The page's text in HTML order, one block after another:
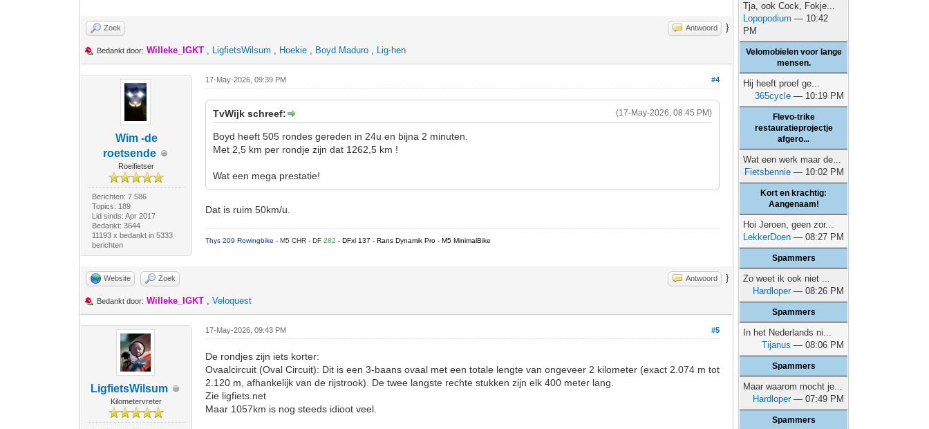
Zoek Antwoord }
Bedankt door: Willeke_IGKT , LigfietsWilsum , Hoekie , Boyd Maduro , Lig-hen
Wim -de
roetsende
Roeifietser
Berichten: 7.586
Topics: 189
Lid sinds: Apr 2017
Bedankt: 3644
11193 x bedankt in 5333
berichten
#4
17-May-2026, 09:39 PM
(17-May-2026, 08:45 PM)
TvWijk schreef:
Boyd heeft 505 rondes gereden in 24u en bijna 2 minuten.
Met 2,5 km per rondje zijn dat 1262,5 km !
Wat een mega prestatie!
Dat is ruim 50km/u.
Thys 209 Rowingbike- M5 CHR - DF282- DFxl 137 - Rans Dynamik Pro - M5 MinimalBike
Website Zoek Antwoord }
Bedankt door: Willeke_IGKT ,Veloquest
LigfietsWilsum
Kilometervreter
#5
17-May-2026, 09:43 PM
De rondjes zijn iets korter:
Ovaalcircuit (Oval Circuit): Dit is een 3-baans ovaal met een totale lengte van ongeveer 2 kilometer (exact 2.074 m tot
2.120 m, afhankelijk van de rijstrook). De twee langste rechte stukken zijn elk 400 meter lang.
Zie ligfiets.net
Maar 1057km is nog steeds idioot veel.
Tja, ook Cock, Fokje...
Lopopodium — 10:42
PM
Velomobielen voor lange
mensen.
Hij heeft proef ge...
365cycle — 10:19 PM
Flevo-trike
restauratieprojectje
afgero...
Wat een werk maar de...
Fietsbennie — 10:02 PM
Kort en krachtig:
Aangenaam!
Hoi Jeroen, geen zor...
LekkerDoen — 08:27 PM
Spammers
Zo weet ik ook niet ...
Hardloper— 08:26 PM
Spammers
In het Nederlands ni...
Tijanus — 08:06 PM
Spammers
Maar waarom mocht je...
Hardloper— 07:49 PM
Spammers